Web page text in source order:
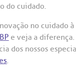
do cuidado.
no cuidado
e veja a
dos nossos
.